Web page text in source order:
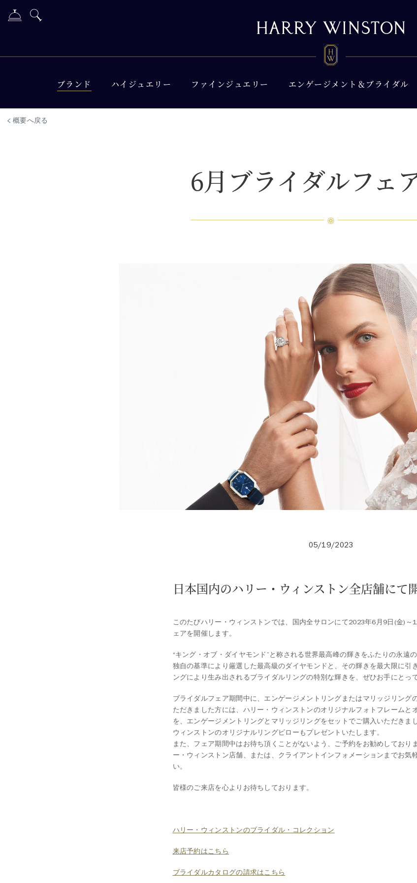
ブランド ハイジュエリー ファインジュエリー エンゲージメント＆ブライダル
概要へ戻る
6月ブライダルフェ
05/19/2023
日本国内のハリー・ウィンストン全店舗にて
このたびハリー・ウィンストンでは、国内全サロンにて2023年6月9日(金)～
ェアを開催します。
“キング・オブ・ダイヤモンド”と称される世界最高峰の輝きをふたりの永遠
独自の基準により厳選した最高級のダイヤモンドと、その輝きを最大限に引
ングにより生み出されるブライダルリングの特別な輝きを、ぜひお手にとっ
ブライダルフェア期間中に、エンゲージメントリングまたはマリッジリング
ただきました方には、ハリー・ウィンストンのオリジナルフォトフレームと
を、エンゲージメントリングとマリッジリングをセットでご購入いただきま
ウィンストンのオリジナルリングピローもプレゼントいたします。
また、フェア期間中はお待ち頂くことがないよう、ご予約をお勧めしており
ー・ウィンストン店舗、または、クライアントインフォメーションまでお気
い。
皆様のご来店を心よりお待ちしております。
ハリー・ウィンストンのブライダル・コレクション
来店予約はこちら
ブライダルカタログの請求はこちら